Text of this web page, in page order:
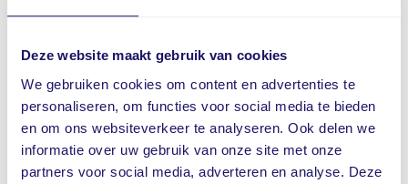
Deze website maakt gebruik van cookies
We gebruiken cookies om content en advertenties te
personaliseren, om functies voor social media te bieden
en om ons websiteverkeer te analyseren. Ook delen we
informatie over uw gebruik van onze site met onze
partners voor social media, adverteren en analyse. Deze